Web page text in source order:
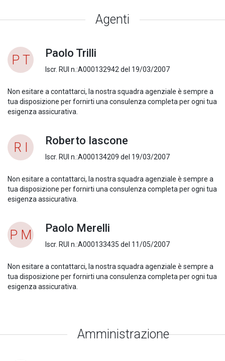
Agenti
P T Paolo Trilli
Iscr. RUI n.:A000132942 del 19/03/2007
Non esitare a contattarci, la nostra squadra agenziale è sempre a
tua disposizione per fornirti una consulenza completa per ogni tua
esigenza assicurativa.
R I Roberto Iascone
Iscr. RUI n.:A000134209 del 19/03/2007
Non esitare a contattarci, la nostra squadra agenziale è sempre a
tua disposizione per fornirti una consulenza completa per ogni tua
esigenza assicurativa.
P M Paolo Merelli
Iscr. RUI n.:A000133435 del 11/05/2007
Non esitare a contattarci, la nostra squadra agenziale è sempre a
tua disposizione per fornirti una consulenza completa per ogni tua
esigenza assicurativa.
Amministrazione